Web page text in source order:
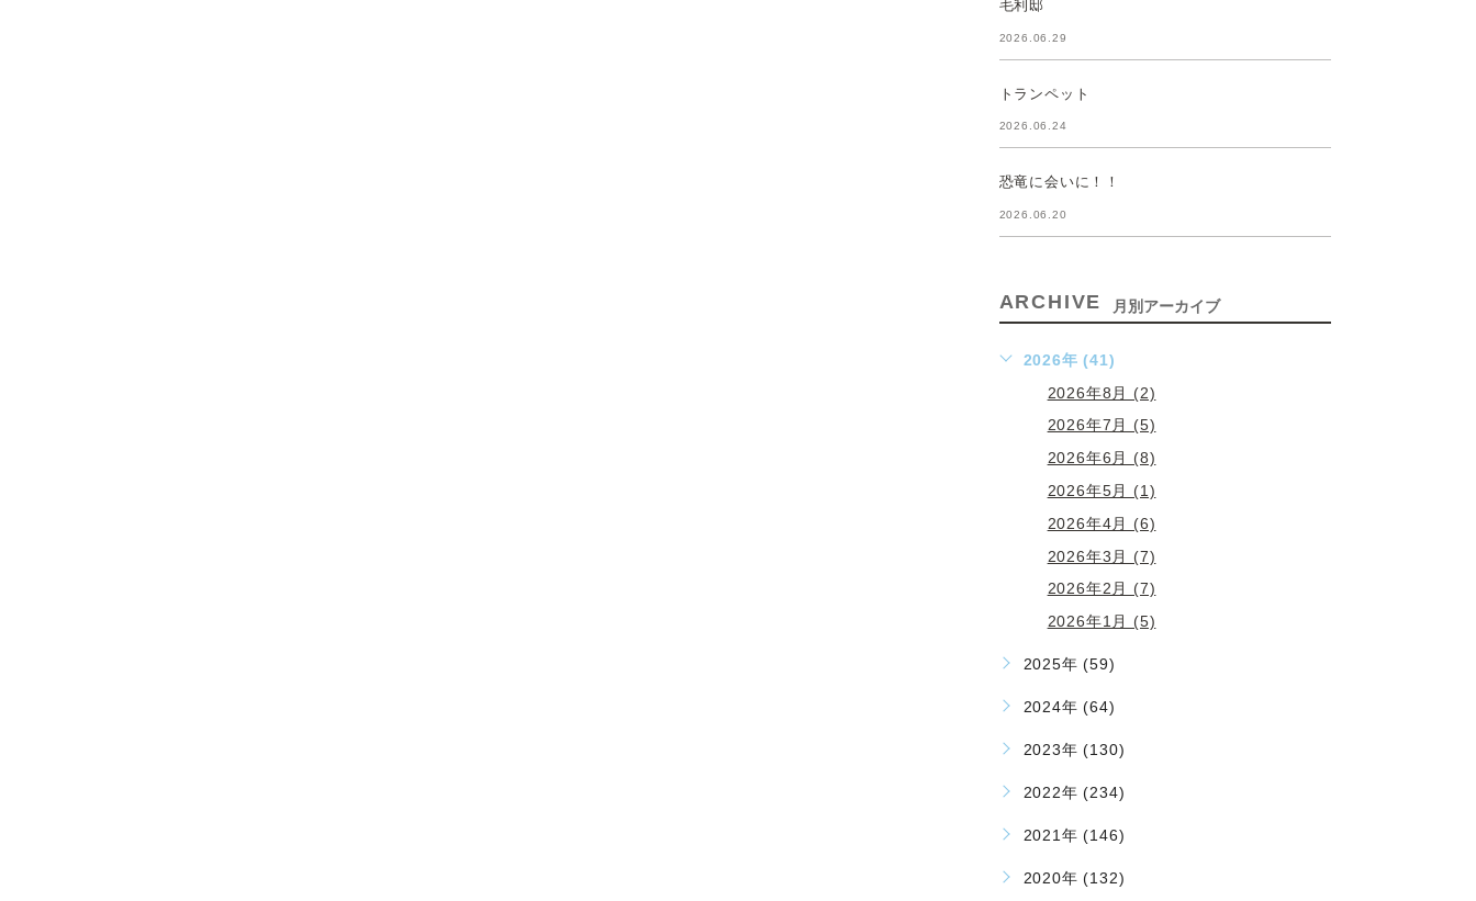
毛利邸
2026.06.29
トランペット
2026.06.24
恐竜に会いに！！
2026.06.20
ARCHIVE 月別アーカイブ
2026年 (41)
2026年8月 (2)
2026年7月 (5)
2026年6月 (8)
2026年5月 (1)
2026年4月 (6)
2026年3月 (7)
2026年2月 (7)
2026年1月 (5)
2025年 (59)
2024年 (64)
2023年 (130)
2022年 (234)
2021年 (146)
2020年 (132)